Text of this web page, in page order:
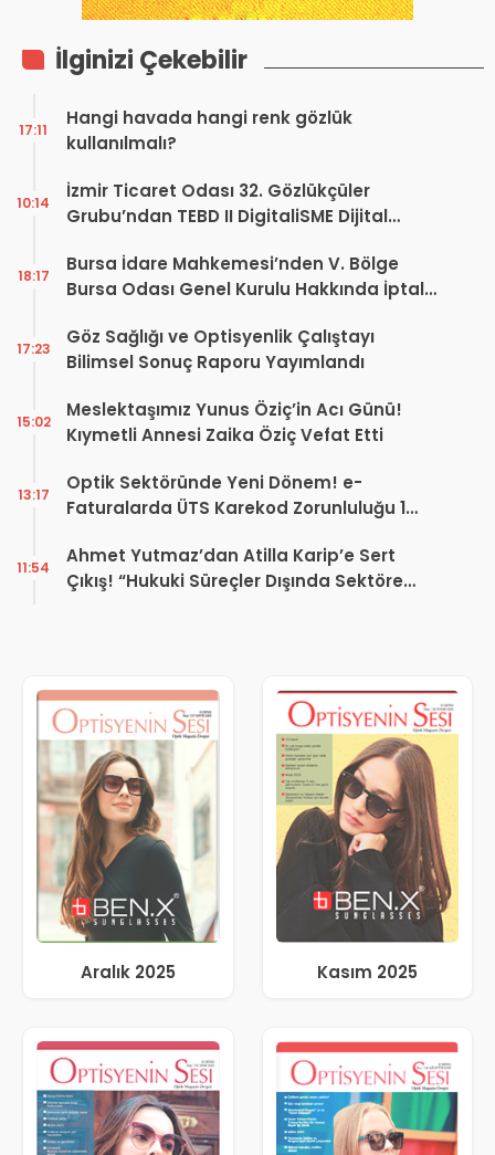
İlginizi Çekebilir
Hangi havada hangi renk gözlük
kullanılmalı?
17:11
İzmir Ticaret Odası 32. Gözlükçüler
Grubu’ndan TEBD II DigitaliSME Dijital
10:14
Bursa İdare Mahkemesi’nden V. Bölge
Bursa Odası Genel Kurulu Hakkında İptal
18:17
Göz Sağlığı ve Optisyenlik Çalıştayı
Bilimsel Sonuç Raporu Yayımlandı
17:23
Meslektaşımız Yunus Öziç’in Acı Günü!
Kıymetli Annesi Zaika Öziç Vefat Etti
15:02
Optik Sektöründe Yeni Dönem! e-
Faturalarda ÜTS Karekod Zorunluluğu 1
13:17
Ahmet Yutmaz’dan Atilla Karip’e Sert
Çıkış! “Hukuki Süreçler Dışında Sektöre
11:54
Aralık 2025 Kasım 2025